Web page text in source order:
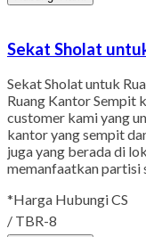
Sekat Sholat
Sekat Sholat untuk
Ruang Kantor Sempit
customer kami yang
kantor yang sempit
juga yang berada di
memanfaatkan partisi
*Harga Hubungi CS
/ TBR-8